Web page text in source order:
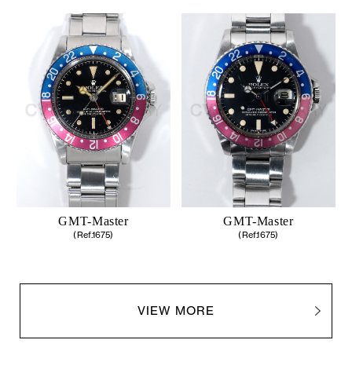
GMT-Master
(Ref.1675)
GMT-Master
(Ref.1675)
VIEW MORE